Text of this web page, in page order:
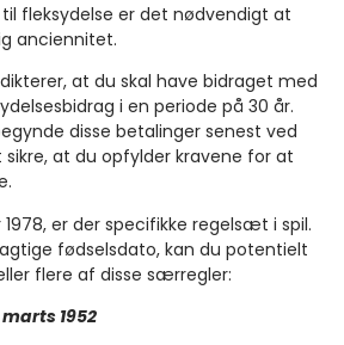
fleksydelse er det nødvendigt at
anciennitet.
at du skal have bidraget med
i en periode på 30 år.
disse betalinger senest ved
at du opfylder kravene for at
er der specifikke regelsæt i spil.
fødselsdato, kan du potentielt
flere af disse særregler:
1952